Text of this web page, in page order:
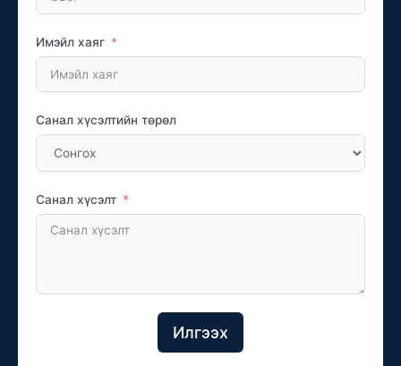
Имэйл хаяг
Санал хүсэлтийн төрөл
Санал хүсэлт
Илгээх